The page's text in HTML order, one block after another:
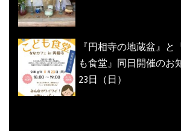
『円相寺の地蔵盆』
も食堂』同日開催のお
23日（日）